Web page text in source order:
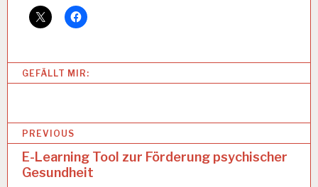
R
B
S
A
Y
S
E
A
GEFÄLLT MIR:
BPREVIOUS
E-Learning Tool zur Förderung psychischer
Gesundheit